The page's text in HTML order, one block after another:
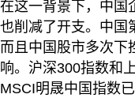
在这一背景下，中国
也削减了开支。中国
而且中国股市多次下
响。沪深300指数和
MSCI明晟中国指数